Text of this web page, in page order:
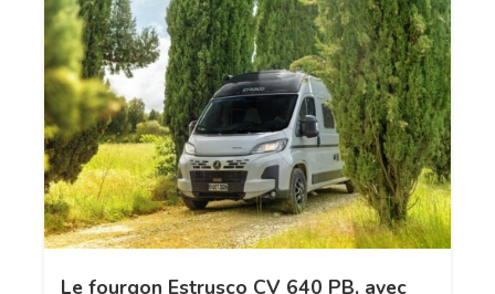
Le fourgon Estrusco CV 640 PB, avec